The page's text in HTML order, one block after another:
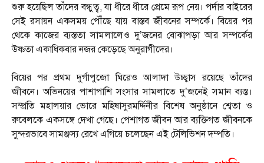
শুরু হয়েছিল তাঁদের বন্ধুত্ব, যা ধীরে ধীরে প্রেমে রূপ নেয়। পর্দার বাইরের
সেই রসায়ন একসময় পৌঁছে যায় বাস্তব জীবনের সম্পর্কে। বিয়ের পর
থেকে কাজের ব্যস্ততা সামলালেও দু’জনের বোঝাপড়া আর সম্পর্কের
উষ্ণতা একাধিকবার নজর কেড়েছে অনুরাগীদের।
বিয়ের পর প্রথম দুর্গাপুজো ঘিরেও আলাদা উচ্ছ্বাস রয়েছে তাঁদের
জীবনে। অভিনয়ের পাশাপাশি সংসার সামলাতে দু’জনেই সমান ব্যস্ত।
সম্প্রতি মহালয়ার ভোরে মহিষাসুরমর্দ্দিনীর বিশেষ অনুষ্ঠানে শ্বেতা ও
রুবেলকে একসঙ্গে দেখা গেছে। পেশাগত জীবন আর ব্যক্তিগত জীবনকে
সুন্দরভাবে সামঞ্জস্য রেখে এগিয়ে চলেছেন এই টেলিভিশন দম্পতি।